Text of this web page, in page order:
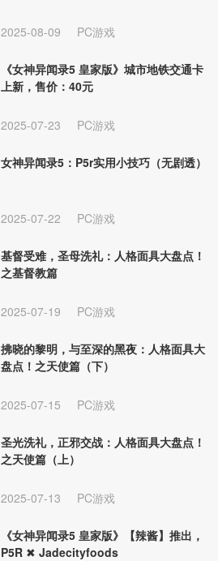
2025-08-09 PC游戏
《女神异闻录5 皇家版》城市地铁交通卡
上新，售价：40元
2025-07-23 PC游戏
女神异闻录5：P5r实用小技巧（无剧透）
2025-07-22 PC游戏
基督受难，圣母洗礼：人格面具大盘点！
之基督教篇
2025-07-19 PC游戏
拂晓的黎明，与至深的黑夜：人格面具大
盘点！之天使篇（下）
2025-07-15 PC游戏
圣光洗礼，正邪交战：人格面具大盘点！
之天使篇（上）
2025-07-13 PC游戏
《女神异闻录5 皇家版》【辣酱】推出，
P5R ✖ Jadecityfoods